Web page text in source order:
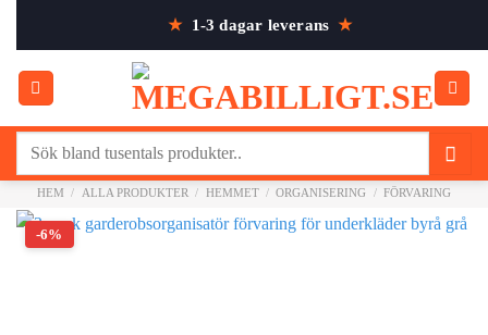
content
★ 1-3 dagar leverans ★
HEM / ALLA PRODUKTER / HEMMET / ORGANISERING / FÖRVARING
-6%